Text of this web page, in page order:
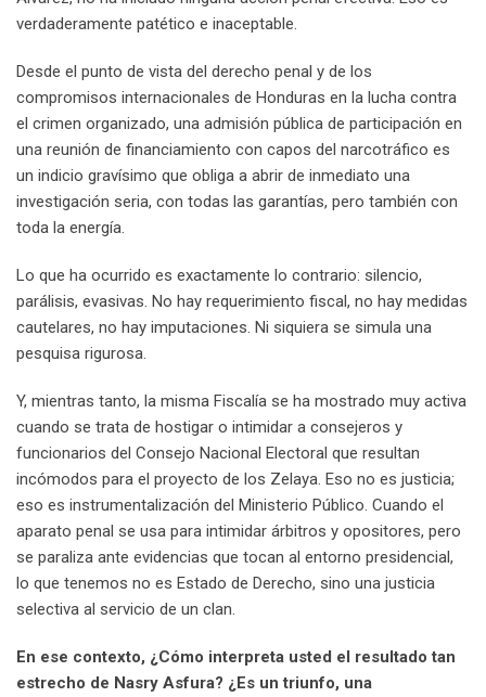
verdaderamente patético e inaceptable.
Desde el punto de vista del derecho penal y de los
compromisos internacionales de Honduras en la lucha contra
el crimen organizado, una admisión pública de participación en
una reunión de financiamiento con capos del narcotráfico es
un indicio gravísimo que obliga a abrir de inmediato una
investigación seria, con todas las garantías, pero también con
toda la energía.
Lo que ha ocurrido es exactamente lo contrario: silencio,
parálisis, evasivas. No hay requerimiento fiscal, no hay medidas
cautelares, no hay imputaciones. Ni siquiera se simula una
pesquisa rigurosa.
Y, mientras tanto, la misma Fiscalía se ha mostrado muy activa
cuando se trata de hostigar o intimidar a consejeros y
funcionarios del Consejo Nacional Electoral que resultan
incómodos para el proyecto de los Zelaya. Eso no es justicia;
eso es instrumentalización del Ministerio Público. Cuando el
aparato penal se usa para intimidar árbitros y opositores, pero
se paraliza ante evidencias que tocan al entorno presidencial,
lo que tenemos no es Estado de Derecho, sino una justicia
selectiva al servicio de un clan.
En ese contexto, ¿Cómo interpreta usted el resultado tan
estrecho de Nasry Asfura? ¿Es un triunfo, una